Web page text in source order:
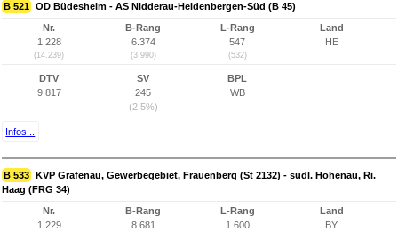
B 521 OD Büdesheim - AS Nidderau-Heldenbergen-Süd (B 45)
Nr.
1.228
(14.239)
B-Rang
6.374
(3.990)
L-Rang
547
(532)
Land
HE
DTV
9.817
SV
245
(2,5%)
BPL
WB
Infos...
B 533 KVP Grafenau, Gewerbegebiet, Frauenberg (St 2132) - südl. Hohenau, Ri.
Haag (FRG 34)
Nr.
1.229
B-Rang
8.681
L-Rang
1.600
Land
BY